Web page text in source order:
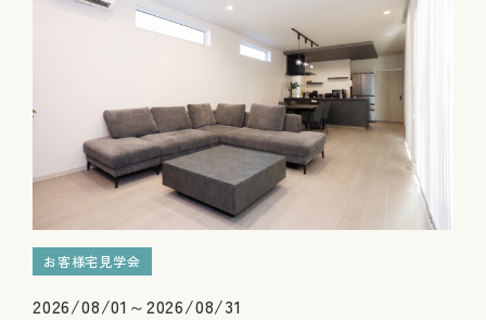
お客様宅見学会
2026/08/01～2026/08/31